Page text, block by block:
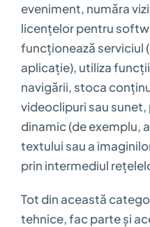
eveniment, număra
licențelor pentru
funcționează serviciul
aplicație), utiliza
navigării, stoca
videoclipuri sau
dinamic (de exemplu,
textului sau a
prin intermediul
Tot din această
tehnice, fac parte și